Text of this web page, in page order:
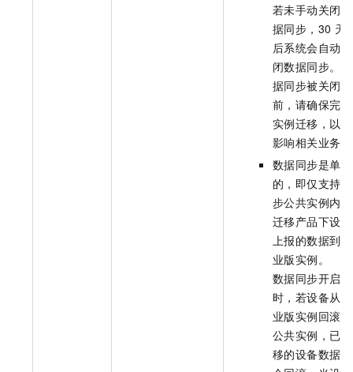
若未手动关闭数
据同步，30 天
后系统会自动关
闭数据同步。数
据同步被关闭
前，请确保完成
实例迁移，以免
影响相关业务。
数据同步是单向
的，即仅支持同
步公共实例内待
迁移产品下设备
上报的数据到企
业版实例。
数据同步开启
时，若设备从企
业版实例回滚到
公共实例，已迁
移的设备数据不